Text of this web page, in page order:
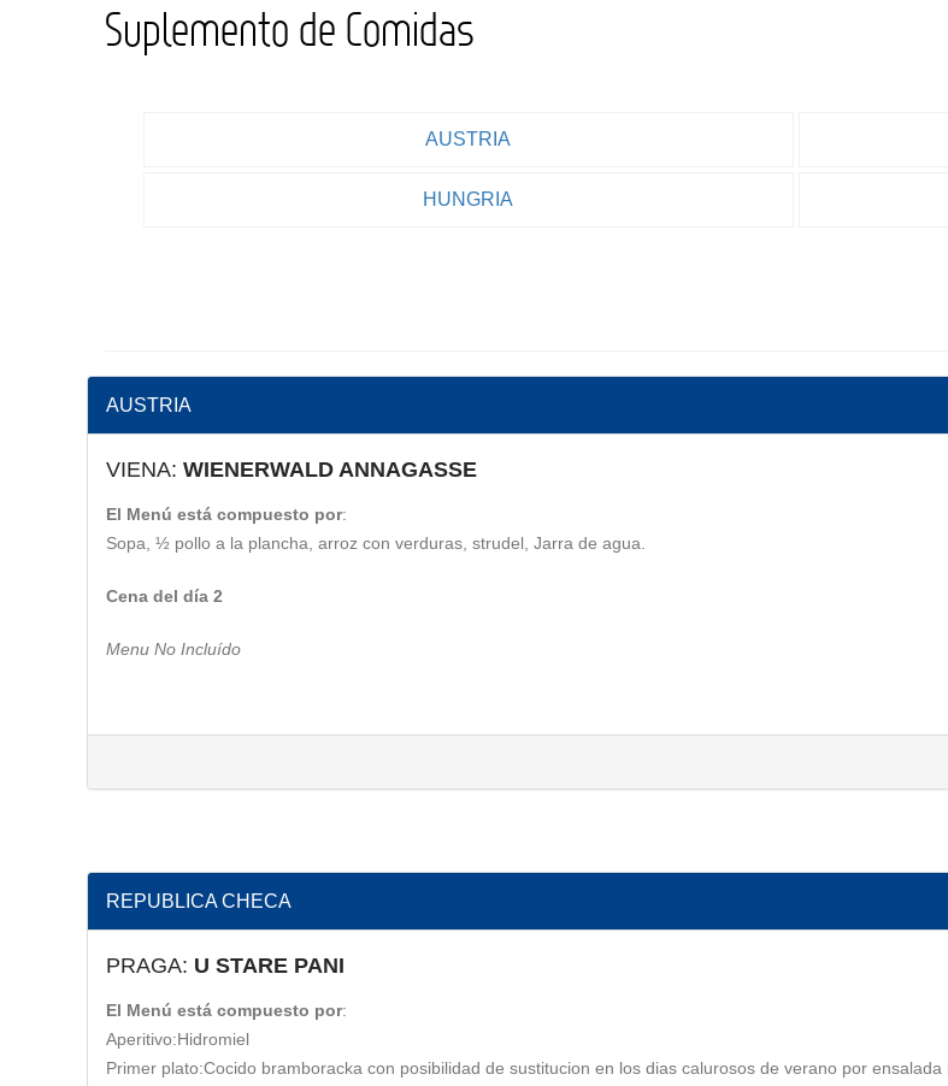
Suplemento de Comidas
AUSTRIA
HUNGRIA
AUSTRIA
VIENA: WIENERWALD ANNAGASSE
El Menú está compuesto por:
Sopa, ½ pollo a la plancha, arroz con verduras, strudel, Jarra de agua.
Cena del día 2
Menu No Incluído
REPUBLICA CHECA
PRAGA: U STARE PANI
El Menú está compuesto por:
Aperitivo:Hidromiel
Primer plato:Cocido bramboracka con posibilidad de sustitucion en los dias calurosos de verano por ensalada